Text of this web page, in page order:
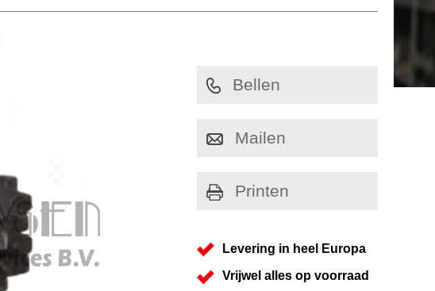
Bellen
Mailen
Printen
Levering in heel Europa
Vrijwel alles op voorraad